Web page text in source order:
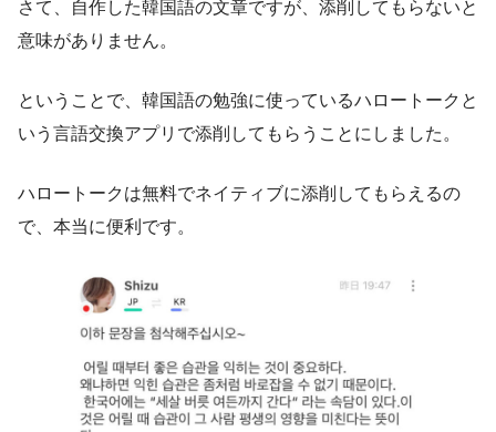
さて、自作した韓国語の文章ですが、添削してもらないと
意味がありません。
ということで、韓国語の勉強に使っているハロートークと
いう言語交換アプリで添削してもらうことにしました。
ハロートークは無料でネイティブに添削してもらえるの
で、本当に便利です。